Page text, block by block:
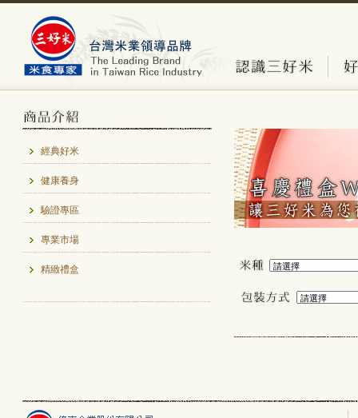
經典好米
健康養身
驗證專區
專業市場
精緻禮盒